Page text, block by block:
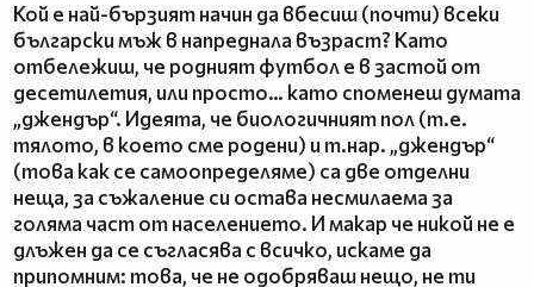
Кой е най-бързият начин да вбесиш (почти) всеки
български мъж в напреднала възраст? Като
отбележиш, че родният футбол е в застой от
десетилетия, или просто… като споменеш думата
„джендър“. Идеята, че биологичният пол (т.е.
тялото, в което сме родени) и т.нар. „джендър“
(това как се самоопределяме) са две отделни
неща, за съжаление си остава несмилаема за
голяма част от населението. И макар че никой не е
длъжен да се съгласява с всичко, искаме да
припомним: това, че не одобряваш нещо, не ти